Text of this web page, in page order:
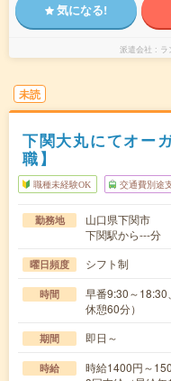
気になる!
派遣会社 ラ
未読
下関大丸にてオー
職】
職種未経験OK 交通費別途
勤務地
山口県下関市
下関駅から---分
曜日頻度 シフト制
時間
早番9:30～18:30
休憩60分）
期間 即日～
時給
時給1400円～